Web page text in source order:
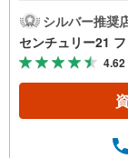
約9分と
チンを採
嬉しいエ
です 立地
中学校
お金の
チーム
シルバー推奨
センチュリー21
4.62